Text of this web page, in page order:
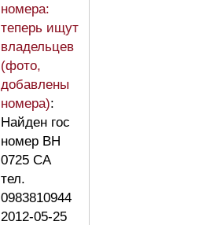
номера:
теперь ищут
владельцев
(фото,
добавлены
номера):
Найден гос
номер ВН
0725 СА
тел.
0983810944
2012-05-25